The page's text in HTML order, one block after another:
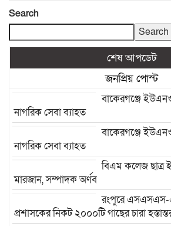
Search
Search
শেষ আপডেট
জনপ্রিয় পোস্ট
বাকেরগঞ্জে
নাগরিক সেবা ব্যাহত
বাকেরগঞ্জে
নাগরিক সেবা ব্যাহত
বিএম কলেজ ছাত্র
মারজান, সম্পাদক অর্ণব
রংপুরে এসএসএস-
প্রশাসকের নিকট ২০০০টি গাছের চারা